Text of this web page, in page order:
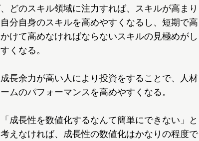
どのスキル領域に注力すれば、スキルが高まり
分自身のスキルを高めやすくなるし、短期で高
けて高めなければならないスキルの見極めがし
くなる。
長余力が高い人により投資をすることで、人材
ムのパフォーマンスを高めやすくなる。
成長性を数値化するなんて簡単にできない」と
えなければ、成長性の数値化はかなりの程度で